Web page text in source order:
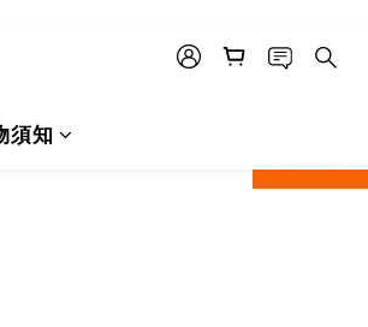
須知